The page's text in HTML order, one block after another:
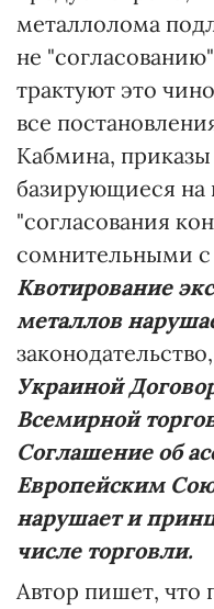
металлолома
не
трактуют это
все
Кабмина,
базирующиеся на
"согласования
сомнительными с
Квотирование
металлов
Украиной
Всемирной
Соглашение об
Европейским
нарушает и
числе торговли.
Автор пишет, что